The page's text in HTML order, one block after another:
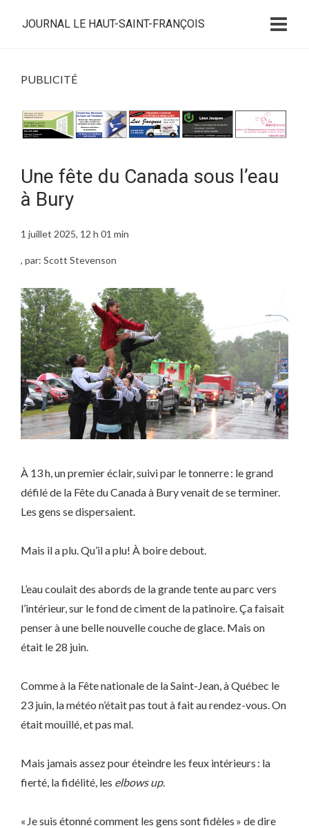
JOURNAL LE HAUT-SAINT-FRANÇOIS
PUBLICITÉ
Une fête du Canada sous l’eau
à Bury
1 juillet 2025, 12 h 01 min
, par: Scott Stevenson
À 13 h, un premier éclair, suivi par le tonnerre : le grand
défilé de la Fête du Canada à Bury venait de se terminer.
Les gens se dispersaient.
Mais il a plu. Qu’il a plu! À boire debout.
L’eau coulait des abords de la grande tente au parc vers
l’intérieur, sur le fond de ciment de la patinoire. Ça faisait
penser à une belle nouvelle couche de glace. Mais on
était le 28 juin.
Comme à la Fête nationale de la Saint-Jean, à Québec le
23 juin, la météo n’était pas tout à fait au rendez-vous. On
était mouillé, et pas mal.
Mais jamais assez pour éteindre les feux intérieurs : la
fierté, la fidélité, les elbows up.
« Je suis étonné comment les gens sont fidèles » de dire